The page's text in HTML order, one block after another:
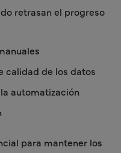
retrasan el progreso
calidad de los datos
automatización
para mantener los